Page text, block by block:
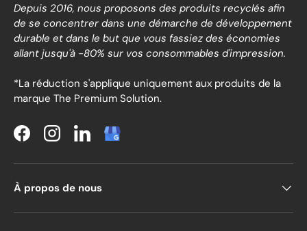
Depuis 2016, nous proposons des produits recyclés afin
de se concentrer dans une démarche de développement
durable et dans le but que vous fassiez des économies
allant jusqu'à -80% sur vos consommables d'impression.
*La réduction s'applique uniquement aux produits de la
marque The Premium Solution.
FacebookInstagramLinkedIn
À propos de nous